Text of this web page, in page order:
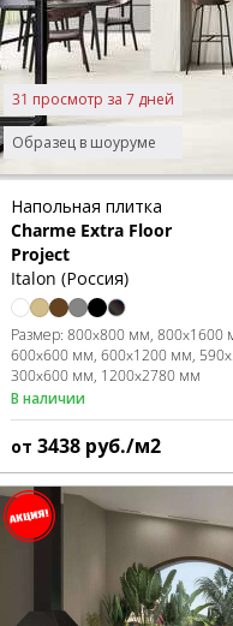
Образец в шоуруме
31 просмотр за 7 дней
Напольная плитка
Charme Extra Floor
Project
Italon (Россия)
Размер: 800x800 мм 800x1600
600x600 мм 600x1200 мм
300x600 мм 1200x2780 мм
В наличии
от 3438 руб./м2